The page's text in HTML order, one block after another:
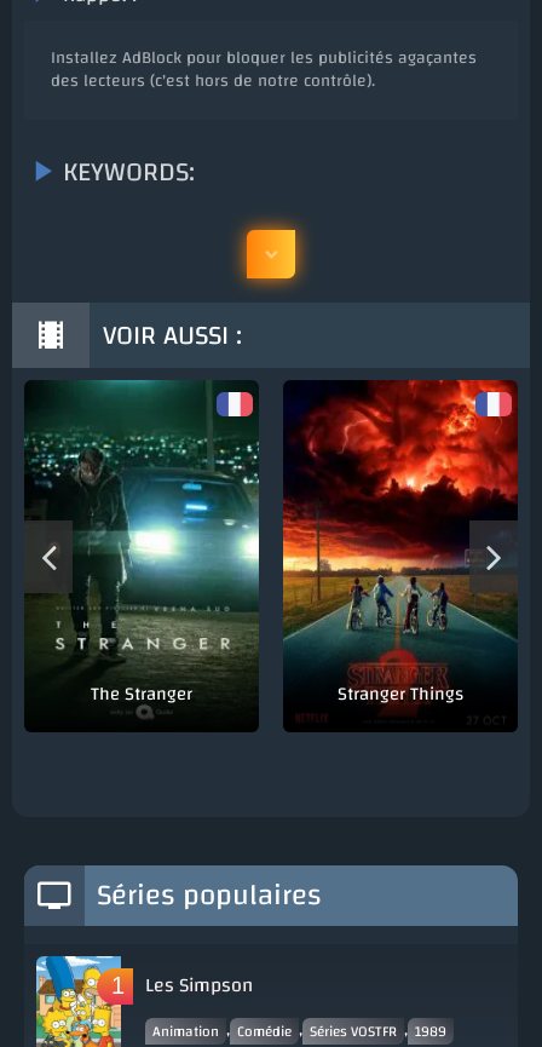
Installez AdBlock pour bloquer les publicités agaçantes
des lecteurs (c'est hors de notre contrôle).
KEYWORDS:
VOIR AUSSI :
The Stranger Stranger Things
Séries populaires
Les Simpson
Animation , Comédie , Séries VOSTFR , 1989